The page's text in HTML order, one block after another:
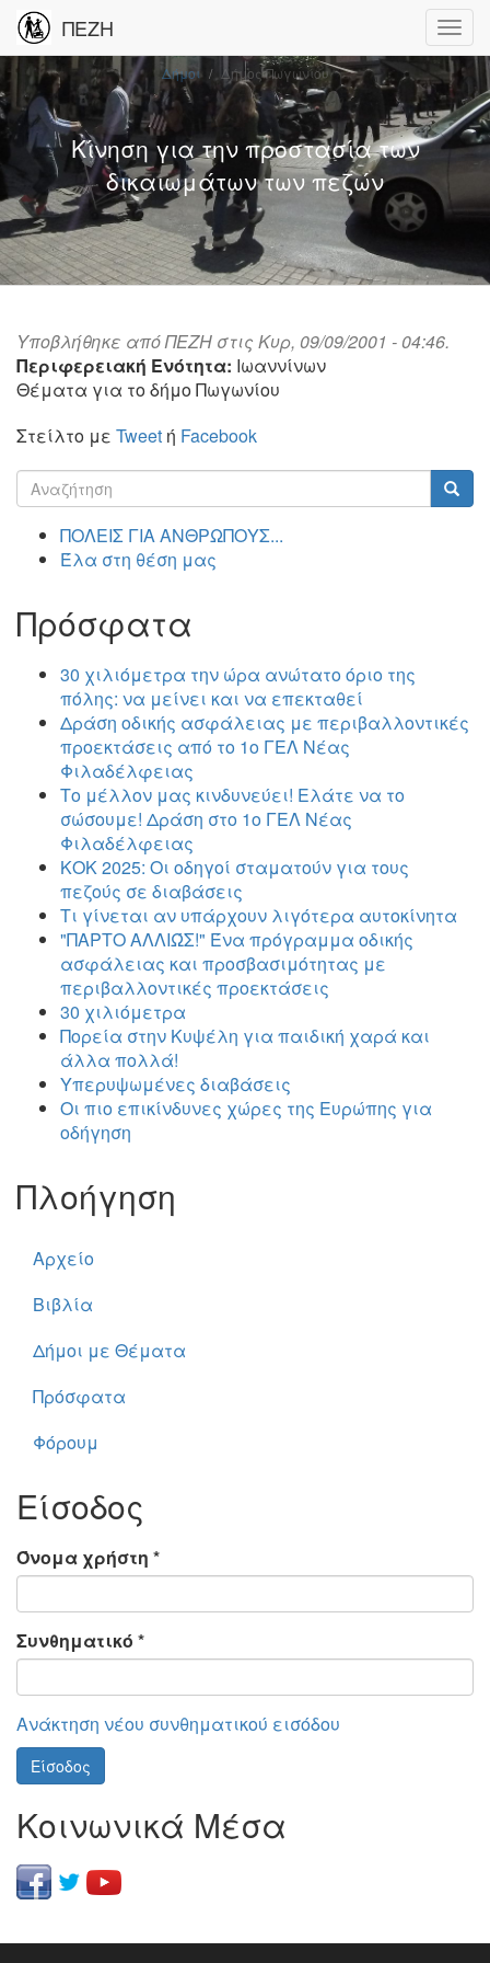
ΠΕΖΗ
Δήμοι Δήμος Πωγωνίου
Κίνηση για την προστασία των
δικαιωμάτων των πεζών
Υποβλήθηκε απόΠΕΖΗ στις Κυρ, 09/09/2001 - 04:46.
Περιφερειακή Ενότητα: Ιωαννίνων
Θέματα για το δήμο Πωγωνίου
Στείλτο με Tweet ή Facebook
Φόρμα
αναζήτησης
ΠΟΛΕΙΣ ΓΙΑ ΑΝΘΡΩΠΟΥΣ...
Έλα στη θέση μας
Πρόσφατα
30 χιλιόμετρα την ώρα ανώτατο όριο της
πόλης: να μείνει και να επεκταθεί
Δράση οδικής ασφάλειας με περιβαλλοντικές
προεκτάσεις από το 1ο ΓΕΛ Νέας
Φιλαδέλφειας
Το μέλλον μας κινδυνεύει! Ελάτε να το
σώσουμε! Δράση στο 1ο ΓΕΛ Νέας
Φιλαδέλφειας
ΚΟΚ 2025: Οι οδηγοί σταματούν για τους
πεζούς σε διαβάσεις
Τι γίνεται αν υπάρχουν λιγότερα αυτοκίνητα
"ΠΑΡΤΟ ΑΛΛΙΏΣ!" Ένα πρόγραμμα οδικής
ασφάλειας και προσβασιμότητας με
περιβαλλοντικές προεκτάσεις
30 χιλιόμετρα
Πορεία στην Κυψέλη για παιδική χαρά και
άλλα πολλά!
Υπερυψωμένες διαβάσεις
Οι πιο επικίνδυνες χώρες της Ευρώπης για
οδήγηση
Πλοήγηση
Αρχείο
Βιβλία
Δήμοι με Θέματα
Πρόσφατα
Φόρουμ
Είσοδος
Όνομα χρήστη *
Συνθηματικό *
Ανάκτηση νέου συνθηματικού εισόδου
Είσοδος
Κοινωνικά Μέσα